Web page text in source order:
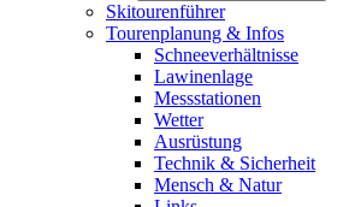
Skitourenführer
Tourenplanung & Infos
Schneeverhältnisse
Lawinenlage
Messstationen
Wetter
Ausrüstung
Technik & Sicherheit
Mensch & Natur